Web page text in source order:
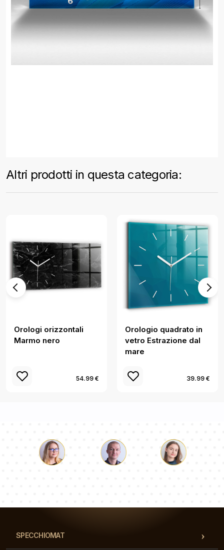
Altri prodotti in questa categoria:
Orologi orizzontali
Marmo nero
54.99 €
Orologio quadrato in
vetro Estrazione dal
mare
39.99 €
SPECCHIOMAT